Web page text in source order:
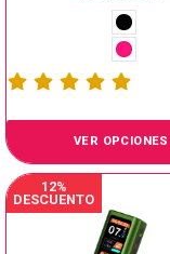
VER OPCIONES
12%
DESCUENTO